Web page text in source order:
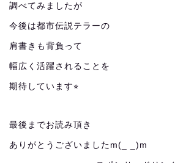
調べてみましたが
今後は都市伝説テラーの
肩書きも背負って
幅広く活躍されることを
期待しています⭐︎
最後までお読み頂き
ありがとうございましたm(_ _)m